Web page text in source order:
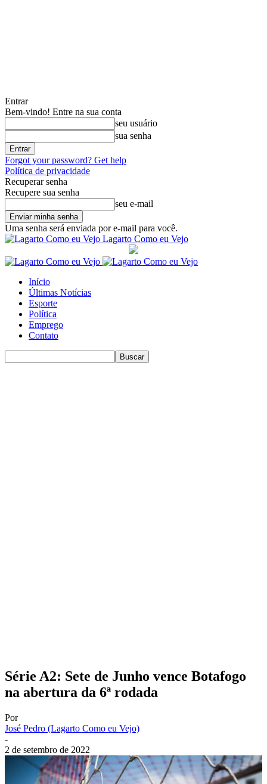
Entrar
Bem-vindo! Entre na sua conta
seu usuário
sua senha
Forgot your password? Get help
Política de privacidade
Recuperar senha
Recupere sua senha
seu e-mail
Uma senha será enviada por e-mail para você.
Lagarto Como eu Vejo
Início
Últimas Notícias
Esporte
Política
Emprego
Contato
Série A2: Sete de Junho vence Botafogo
na abertura da 6ª rodada
Por
José Pedro (Lagarto Como eu Vejo)
-
2 de setembro de 2022